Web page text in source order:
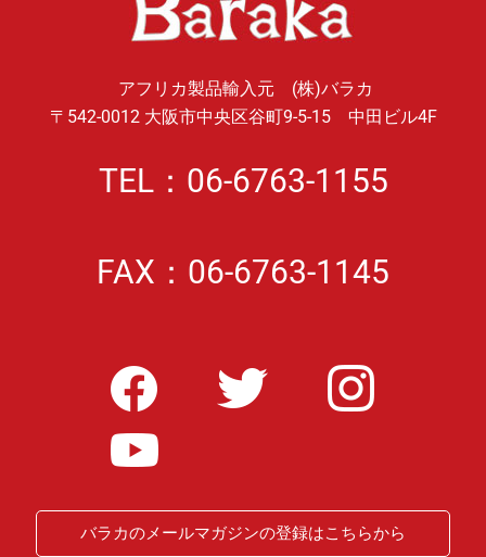
アフリカ製品輸入元 (株)バラカ
〒542-0012 大阪市中央区谷町9-5-15 中田ビル4F
TEL：06-6763-1155
FAX：06-6763-1145
バラカのメールマガジンの登録はこちらから